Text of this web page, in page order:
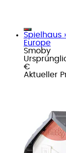
Spielhaus
Europe
Smoby
€
Aktueller